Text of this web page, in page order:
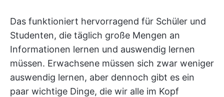
Das funktioniert hervorragend für Schüler und
Studenten, die täglich große Mengen an
Informationen lernen und auswendig lernen
müssen. Erwachsene müssen sich zwar weniger
auswendig lernen, aber dennoch gibt es ein
paar wichtige Dinge, die wir alle im Kopf